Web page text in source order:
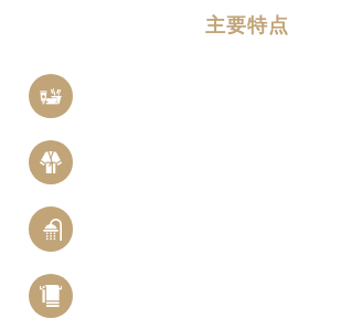
主要特点